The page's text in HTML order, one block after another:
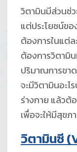
วิตามินมีส่วนช่
แต่ประโยชน์ข
ต้องการในแต่
ต้องการวิตามิ
ปริมาณการขา
จะมีวิตามินอะไ
ร่างกาย แล้วต้
เพื่อจะให้มีสุข
วิตามินซี (